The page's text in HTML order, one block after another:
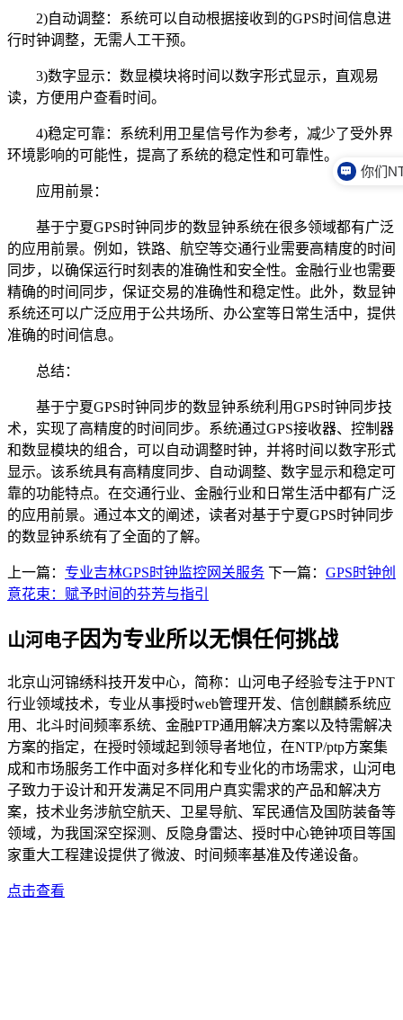
2)自动调整：系统可以自动根据接收到的GPS时间信息进
行时钟调整，无需人工干预。
3)数字显示：数显模块将时间以数字形式显示，直观易
读，方便用户查看时间。
4)稳定可靠：系统利用卫星信号作为参考，减少了受外界
环境影响的可能性，提高了系统的稳定性和可靠性。
应用前景：
基于宁夏GPS时钟同步的数显钟系统在很多领域都有广泛
的应用前景。例如，铁路、航空等交通行业需要高精度的时间
同步，以确保运行时刻表的准确性和安全性。金融行业也需要
精确的时间同步，保证交易的准确性和稳定性。此外，数显钟
系统还可以广泛应用于公共场所、办公室等日常生活中，提供
准确的时间信息。
总结：
基于宁夏GPS时钟同步的数显钟系统利用GPS时钟同步技
术，实现了高精度的时间同步。系统通过GPS接收器、控制器
和数显模块的组合，可以自动调整时钟，并将时间以数字形式
显示。该系统具有高精度同步、自动调整、数字显示和稳定可
靠的功能特点。在交通行业、金融行业和日常生活中都有广泛
的应用前景。通过本文的阐述，读者对基于宁夏GPS时钟同步
的数显钟系统有了全面的了解。
上一篇： 专业吉林GPS时钟监控网关服务 下一篇： GPS时钟创
意花束：赋予时间的芬芳与指引
山河电子因为专业所以无惧任何挑战
北京山河锦绣科技开发中心，简称：山河电子经验专注于PNT
行业领域技术，专业从事授时web管理开发、信创麒麟系统应
用、北斗时间频率系统、金融PTP通用解决方案以及特需解决
方案的指定，在授时领域起到领导者地位，在NTP/ptp方案集
成和市场服务工作中面对多样化和专业化的市场需求，山河电
子致力于设计和开发满足不同用户真实需求的产品和解决方
案，技术业务涉航空航天、卫星导航、军民通信及国防装备等
领域，为我国深空探测、反隐身雷达、授时中心铯钟项目等国
家重大工程建设提供了微波、时间频率基准及传递设备。
点击查看